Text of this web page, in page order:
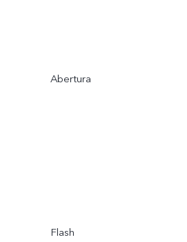
Abertura
Flash